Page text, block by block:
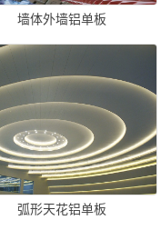
墙体外墙铝单板
弧形天花铝单板